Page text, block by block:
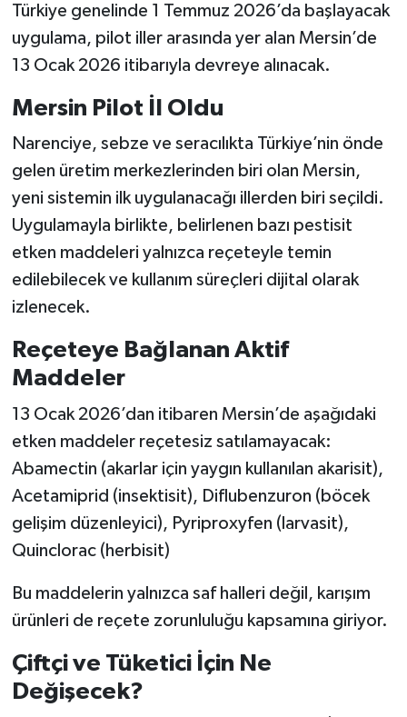
Türkiye genelinde 1 Temmuz 2026’da başlayacak
uygulama, pilot iller arasında yer alan Mersin’de
13 Ocak 2026 itibarıyla devreye alınacak.
Mersin Pilot İl Oldu
Narenciye, sebze ve seracılıkta Türkiye’nin önde
gelen üretim merkezlerinden biri olan Mersin,
yeni sistemin ilk uygulanacağı illerden biri seçildi.
Uygulamayla birlikte, belirlenen bazı pestisit
etken maddeleri yalnızca reçeteyle temin
edilebilecek ve kullanım süreçleri dijital olarak
izlenecek.
Reçeteye Bağlanan Aktif
Maddeler
13 Ocak 2026’dan itibaren Mersin’de aşağıdaki
etken maddeler reçetesiz satılamayacak:
Abamectin (akarlar için yaygın kullanılan akarisit),
Acetamiprid (insektisit), Diflubenzuron (böcek
gelişim düzenleyici), Pyriproxyfen (larvasit),
Quinclorac (herbisit)
Bu maddelerin yalnızca saf halleri değil, karışım
ürünleri de reçete zorunluluğu kapsamına giriyor.
Çiftçi ve Tüketici İçin Ne
Değişecek?